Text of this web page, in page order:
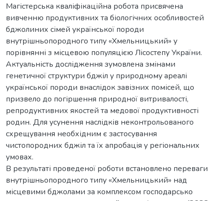
Магістерська кваліфікаційна робота присвячена
вивченню продуктивних та біологічних особливостей
бджолиних сімей української породи
внутрішньопородного типу «Хмельницький» у
порівнянні з місцевою популяцією Лісостепу України.
Актуальність дослідження зумовлена змінами
генетичної структури бджіл у природному ареалі
української породи внаслідок завізних помісей, що
призвело до погіршення природної витривалості,
репродуктивних якостей та медової продуктивності
родин. Для усунення наслідків неконтрольованого
схрещування необхідним є застосування
чистопородних бджіл та їх апробація у регіональних
умовах.
В результаті проведеної роботи встановлено переваги
внутрішньопородного типу «Хмельницький» над
місцевими бджолами за комплексом господарсько